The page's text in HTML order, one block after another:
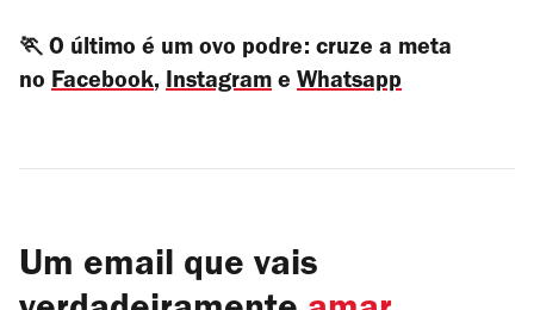
🏃 O último é um ovo podre: cruze a meta
no Facebook, Instagram e Whatsapp
Um email que vais